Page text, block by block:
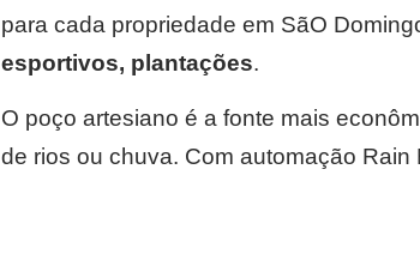
para cada propriedade em SãO
esportivos, plantações.
O poço artesiano é a fonte mais
de rios ou chuva. Com automação